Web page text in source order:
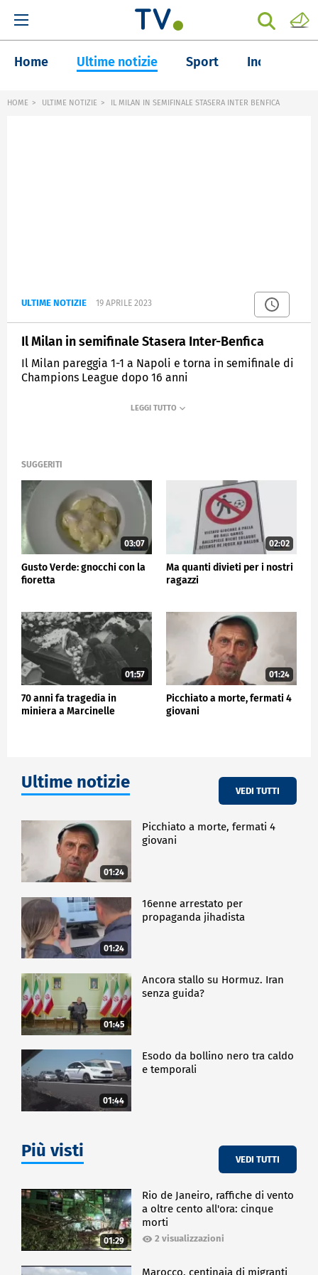
Home Ultime notizie Sport Inchieste
HOME ULTIME NOTIZIE IL MILAN IN SEMIFINALE STASERA INTER BENFICA
ULTIME NOTIZIE 19 APRILE 2023
Il Milan in semifinale Stasera Inter-Benfica
Il Milan pareggia 1-1 a Napoli e torna in semifinale di
Champions League dopo 16 anni
SUGGERITI
03:07
Gusto Verde: gnocchi con la
fioretta
02:02
Ma quanti divieti per i nostri
ragazzi
01:57
70 anni fa tragedia in
miniera a Marcinelle
01:24
Picchiato a morte, fermati 4
giovani
Ultime notizie VEDI TUTTI
01:24
Picchiato a morte, fermati 4
giovani
01:24
16enne arrestato per
propaganda jihadista
01:45
Ancora stallo su Hormuz. Iran
senza guida?
01:44
Esodo da bollino nero tra caldo
e temporali
Più visti VEDI TUTTI
01:29
Rio de Janeiro, raffiche di vento
a oltre cento all'ora: cinque
morti
2 visualizzazioni
Marocco, centinaia di migranti